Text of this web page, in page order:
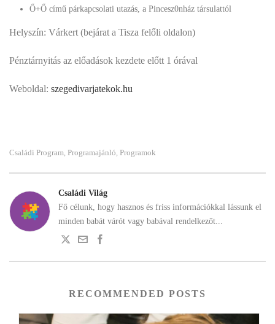
Ő+Ő című párkapcsolati utazás, a Pincesz0nház társulattól
Helyszín: Várkert (bejárat a Tisza felőli oldalon)
Pénztárnyitás az előadások kezdete előtt 1 órával
Weboldal: szegedivarjatekok.hu
Családi Program, Programajánló, Programok
Családi Világ
Fő célunk, hogy hasznos és friss információkkal lássunk el
minden babát várót vagy babával rendelkezőt...
RECOMMENDED POSTS